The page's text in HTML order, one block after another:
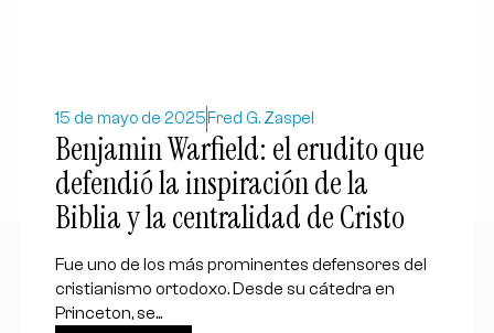
15 de mayo de 2025 Fred G. Zaspel
Benjamin Warfield: el erudito que
defendió la inspiración de la
Biblia y la centralidad de Cristo
Fue uno de los más prominentes defensores del
cristianismo ortodoxo. Desde su cátedra en
Princeton, se...